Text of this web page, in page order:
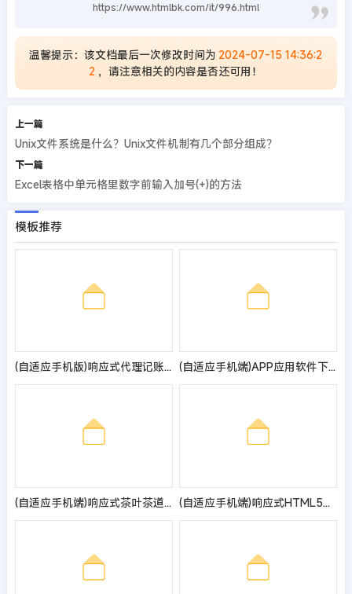
https://www.htmlbk.com/it/996.html
温馨提示：该文档最后一次修改时间为 2024-07-15 14:36:2
2 ，请注意相关的内容是否还可用！
上一篇
Unix文件系统是什么？Unix文件机制有几个部分组成？
下一篇
Excel表格中单元格里数字前输入加号(+)的方法
模板推荐
(自适应手机版)响应式代理记账财政咨询服务类pbootcms网站模板 html5财务会计类网站源码 (自适应手机端)APP应用软件下载站pbootcms模板 HTML5响应式手机软件下载网站源码
(自适应手机端)响应式茶叶茶道pbootcms网站模板 棕色复古茶具网站源码 (自适应手机端)响应式HTML5绿色大气环保机电网站pbootcms模板 风机机械设备企业营销型网站源码